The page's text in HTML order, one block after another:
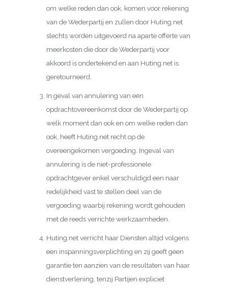
om welke reden dan ook, komen voor rekening
van de Wederpartij en zullen door Huting.net
slechts worden uitgevoerd na aparte offerte van
meerkosten die door de Wederpartij voor
akkoord is ondertekend en aan Huting.net is
geretourneerd.
In geval van annulering van een
opdrachtovereenkomst door de Wederpartij op
welk moment dan ook en om welke reden dan
ook, heeft Huting.net recht op de
overeengekomen vergoeding. Ingeval van
annulering is de niet-professionele
opdrachtgever enkel verschuldigd een naar
redelijkheid vast te stellen deel van de
vergoeding waarbij rekening wordt gehouden
met de reeds verrichte werkzaamheden.
Huting.net verricht haar Diensten altijd volgens
een inspanningsverplichting en zij geeft geen
garantie ten aanzien van de resultaten van haar
dienstverlening, tenzij Partijen expliciet